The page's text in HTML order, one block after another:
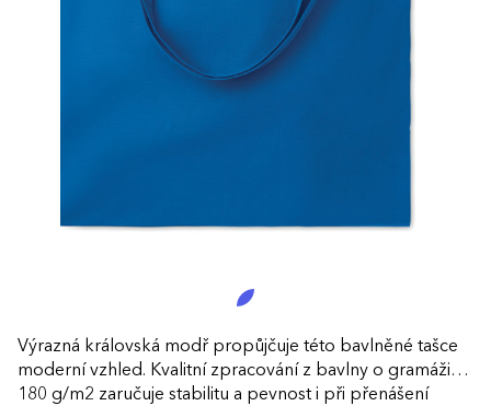
Výrazná královská modř propůjčuje této bavlněné tašce
moderní vzhled. Kvalitní zpracování z bavlny o gramáži
180 g/m2 zaručuje stabilitu a pevnost i při přenášení